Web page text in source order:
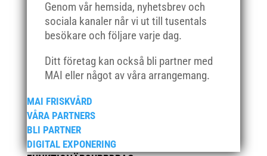
Genom vår hemsida, nyhetsbrev och
sociala kanaler når vi ut till tusentals
besökare och följare varje dag.
Ditt företag kan också bli partner med
MAI eller något av våra arrangemang.
MAI FRISKVÅRD
VÅRA PARTNERS
BLI PARTNER
DIGITAL EXPONERING
september 2021
juni 2021
april 2021
februari 2021
december 2020
november 2020